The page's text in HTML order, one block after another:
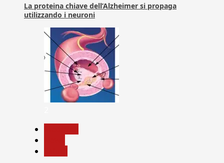
La proteina chiave dell’Alzheimer si propaga
utilizzando i neuroni